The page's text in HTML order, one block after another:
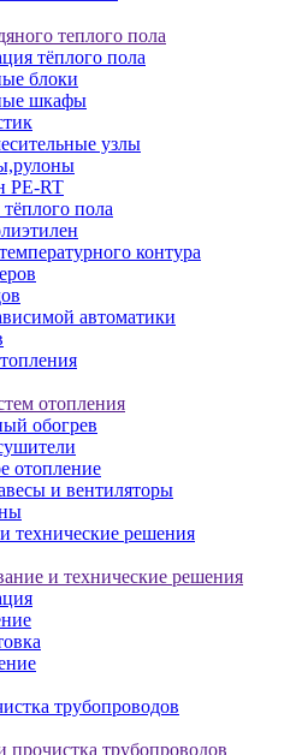
теплого пола
тёплого пола
блоки
шкафы
узлы
PE-RT
пола
контура
автоматики
отопления
обогрев
отопление
и вентиляторы
технические решения
и технические решения
трубопроводов
трубопроводов